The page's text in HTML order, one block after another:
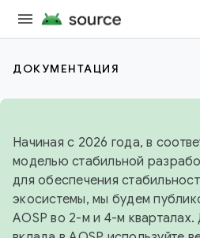
ДОКУМЕНТАЦИЯ
Начиная с 2026 года, в
моделью стабильной
для обеспечения
экосистемы, мы будем
AOSP во 2-м и 4-м